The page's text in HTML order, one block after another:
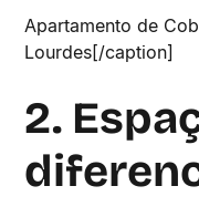
Apartamento de
Lourdes[/caption]
2.